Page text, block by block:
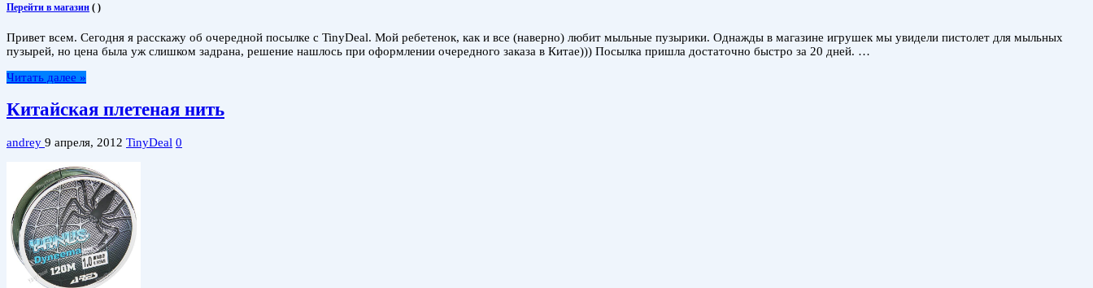
Перейти в магазин ( )
Привет всем. Сегодня я расскажу об очередной посылке с TinyDeal. Мой ребетенок, как и все (наверно) любит мыльные пузырики. Однажды в магазине игрушек мы увидели пистолет для мыльных
пузырей, но цена была уж слишком задрана, решение нашлось при оформлении очередного заказа в Китае))) Посылка пришла достаточно быстро за 20 дней. …
Читать далее »
Китайская плетеная нить
andrey 9 апреля, 2012 TinyDeal 0